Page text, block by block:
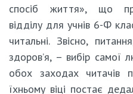
спосіб життя», що
відділу для учнів 6-Ф
читальні. Звісно,
здоров’я, – вибір самої
обох заходах читачів
їхньому віці постає